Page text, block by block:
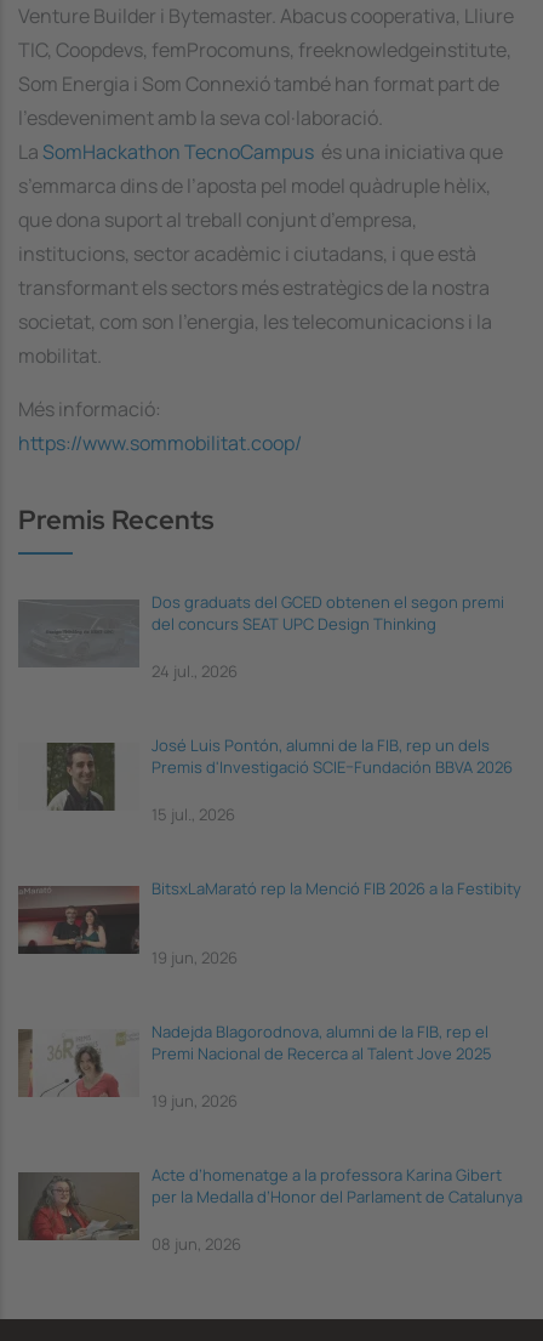
Venture Builder i Bytemaster. Abacus cooperativa, Lliure
TIC, Coopdevs, femProcomuns, freeknowledgeinstitute,
Som Energia i Som Connexió també han format part de
l’esdeveniment amb la seva col·laboració.
La SomHackathon TecnoCampus és una iniciativa que
s’emmarca dins de l’aposta pel model quàdruple hèlix,
que dona suport al treball conjunt d’empresa,
institucions, sector acadèmic i ciutadans, i que està
transformant els sectors més estratègics de la nostra
societat, com son l’energia, les telecomunicacions i la
mobilitat.
Més informació:
https://www.sommobilitat.coop/
Premis Recents
Dos graduats del GCED obtenen el segon premi
del concurs SEAT UPC Design Thinking
24 jul., 2026
José Luis Pontón, alumni de la FIB, rep un dels
Premis d'Investigació SCIE–Fundación BBVA 2026
15 jul., 2026
BitsxLaMarató rep la Menció FIB 2026 a la Festibity
19 jun, 2026
Nadejda Blagorodnova, alumni de la FIB, rep el
Premi Nacional de Recerca al Talent Jove 2025
19 jun, 2026
Acte d’homenatge a la professora Karina Gibert
per la Medalla d’Honor del Parlament de Catalunya
08 jun, 2026